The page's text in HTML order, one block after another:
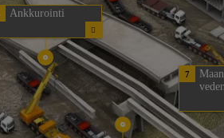
Ankkurointi
7